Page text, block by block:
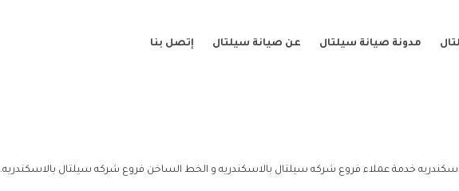
مدونة صيانة سيلتال عن صيانة سيلتال إتصل بنا
خدمة عملاء فروع شركه سيلتال بالاسكندريه و الخط الساخن فروع شركه سيلتال بالاسكندريه.